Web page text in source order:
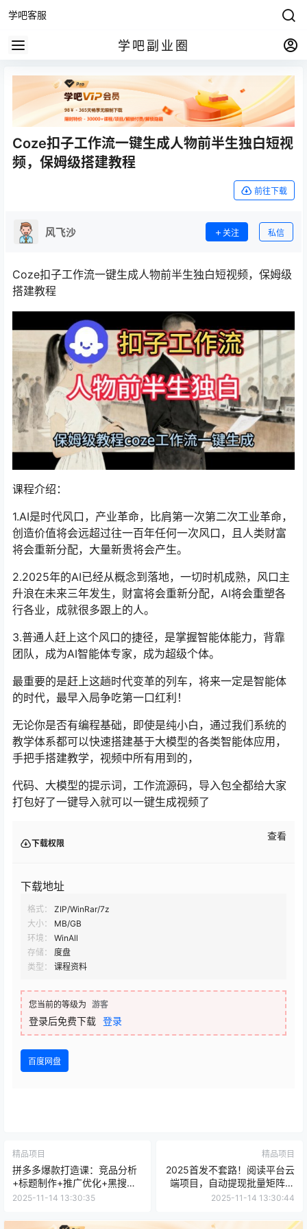
学吧客服
学吧副业圈
Coze扣子工作流一键生成人物前半生独白短视
频，保姆级搭建教程
前往下载
风飞沙 关注 私信
Coze扣子工作流一键生成人物前半生独白短视频，保姆级
搭建教程
课程介绍：
1.AI是时代风口，产业革命，比肩第一次第二次工业革命，
创造价值将会远超过往一百年任何一次风口，且人类财富
将会重新分配，大量新贵将会产生。
2.2025年的AI已经从概念到落地，一切时机成熟，风口主
升浪在未来三年发生，财富将会重新分配，AI将会重塑各
行各业，成就很多跟上的人。
3.普通人赶上这个风口的捷径，是掌握智能体能力，背靠
团队，成为AI智能体专家，成为超级个体。
最重要的是赶上这趟时代变革的列车，将来一定是智能体
的时代，最早入局争吃第一口红利！
无论你是否有编程基础，即使是纯小白，通过我们系统的
教学体系都可以快速搭建基于大模型的各类智能体应用，
手把手搭建教学，视频中所有用到的，
代码、大模型的提示词，工作流源码，导入包全都给大家
打包好了一键导入就可以一键生成视频了
下载权限
查看
下载地址
格式：
ZIP/WinRar/7z
大小：
MB/GB
环境：
WinAll
存储：
度盘
类型：
课程资料
您当前的等级为 游客
登录后免费下载 登录
百度网盘
精品项目
拼多多爆款打造课：竞品分析
+标题制作+推广优化+黑搜改
销量+免费流量拉升
2025-11-14 13:30:35
精品项目
2025首发不套路！阅读平台云
端项目，自动提现批量矩阵，
单机50+，当天变现
2025-11-14 13:30:44